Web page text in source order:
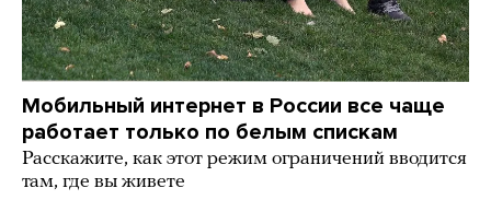
Мобильный интернет в России все чаще
работает только по белым спискам
Расскажите, как этот режим ограничений вводится
там, где вы живете